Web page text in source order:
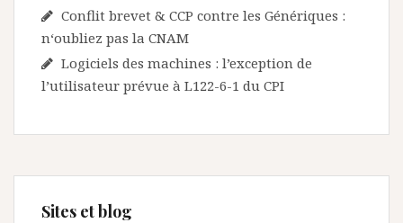
Conflit brevet & CCP contre les Génériques :
n‘oubliez pas la CNAM
Logiciels des machines : l’exception de
l’utilisateur prévue à L122-6-1 du CPI
Sites et blog